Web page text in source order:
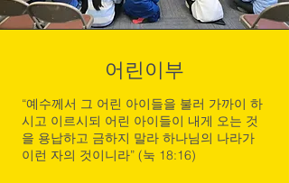
어린이부
“예수께서 그 어린 아이들을 불러 가까이 하
시고 이르시되 어린 아이들이 내게 오는 것
을 용납하고 금하지 말라 하나님의 나라가
이런 자의 것이니라” (눅 18:16)